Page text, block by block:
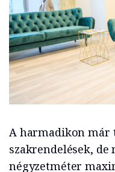
A harmadikon már
szakrendelések,
négyzetméter